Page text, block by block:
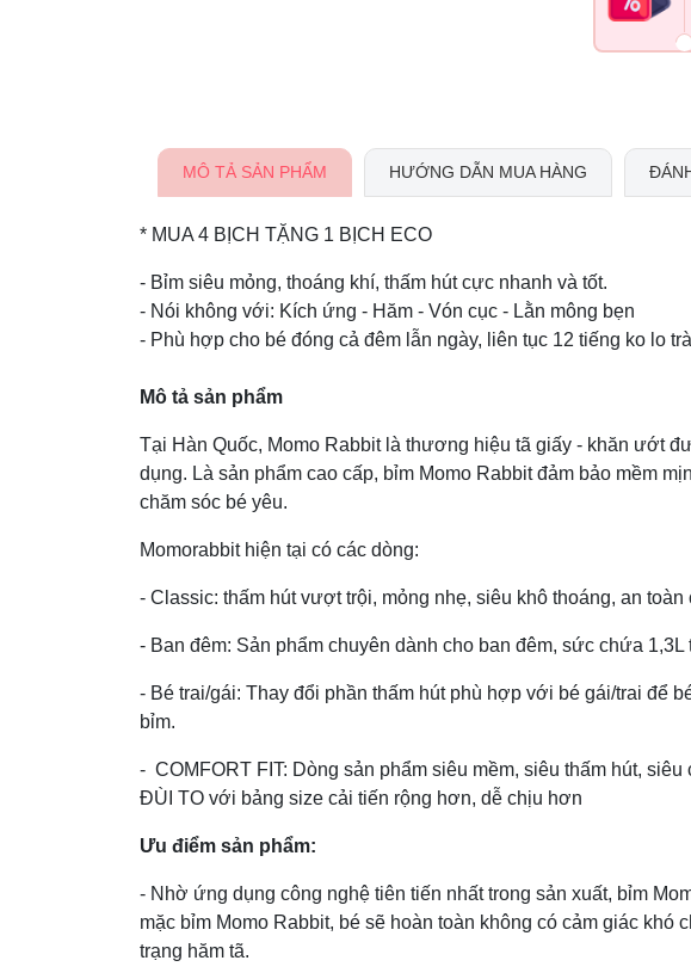
MÔ TẢ SẢN PHẨM HƯỚNG DẪN MUA HÀNG
* MUA 4 BỊCH TẶNG 1 BỊCH ECO
- Bỉm siêu mỏng, thoáng khí, thấm hút cực nhanh và tốt.
- Nói không với: Kích ứng - Hăm - Vón cục - Lằn mông bẹn
- Phù hợp cho bé đóng cả đêm lẫn ngày, liên tục 12 tiếng ko lo
Mô tả sản phẩm
Tại Hàn Quốc, Momo Rabbit là thương hiệu tã giấy - khăn ướt
dụng. Là sản phẩm cao cấp, bỉm Momo Rabbit đảm bảo mềm
chăm sóc bé yêu.
Momorabbit hiện tại có các dòng:
- Classic: thấm hút vượt trội, mỏng nhẹ, siêu khô thoáng, an toàn
- Ban đêm: Sản phẩm chuyên dành cho ban đêm, sức chứa
- Bé trai/gái: Thay đổi phần thấm hút phù hợp với bé gái/trai để
bỉm.
- COMFORT FIT: Dòng sản phẩm siêu mềm, siêu thấm hút,
ĐÙI TO với bảng size cải tiến rộng hơn, dễ chịu hơn
Ưu điểm sản phẩm:
- Nhờ ứng dụng công nghệ tiên tiến nhất trong sản xuất, bỉm
mặc bỉm Momo Rabbit, bé sẽ hoàn toàn không có cảm giác
trạng hăm tã.